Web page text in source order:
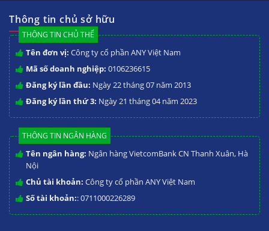
Thông tin chủ sở hữu
THÔNG TIN CHỦ THỂ
Tên đơn vị: Công ty cổ phần ANY Việt Nam
Mã số doanh nghiệp: 0106236615
Đăng ký lần đầu: Ngày 22 tháng 07 năm 2013
Đăng ký lần thứ 3: Ngày 21 tháng 04 năm 2023
THÔNG TIN NGÂN HÀNG
Tên ngân hàng: Ngân hàng VietcomBank CN Thanh Xuân, Hà
Nội
Chủ tài khoản: Công ty cổ phần ANY Việt Nam
Số tài khoản:: 0711000226289